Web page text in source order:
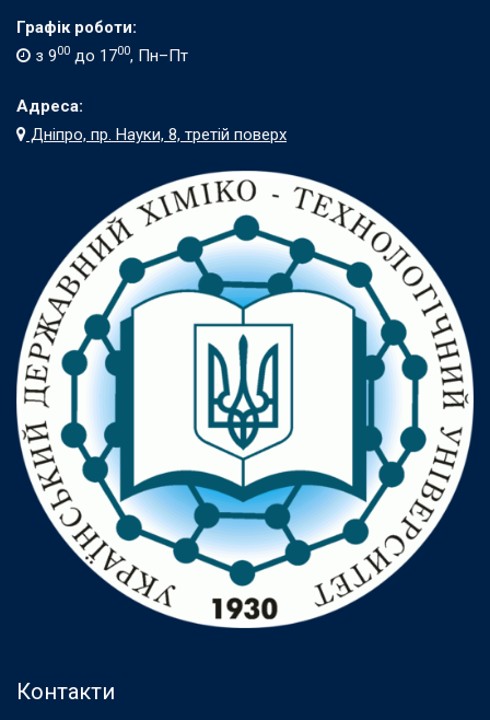
Графік роботи:
з 900 до 1700, Пн–Пт
Адреса:
Дніпро, пр. Науки, 8, третій поверх
Контакти